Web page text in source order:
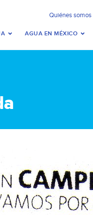
Quiénes somos
AGUA EN MÉXICO